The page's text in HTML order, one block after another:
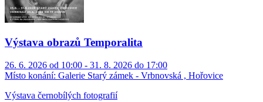
Výstava obrazů Temporalita
26. 6. 2026 od 10:00 - 31. 8. 2026 do 17:00
Místo konání: Galerie Starý zámek - Vrbnovská , Hořovice
Výstava černobílých fotografií